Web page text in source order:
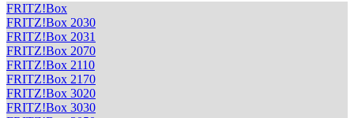
FRITZ!Box
FRITZ!Box 2030
FRITZ!Box 2031
FRITZ!Box 2070
FRITZ!Box 2110
FRITZ!Box 2170
FRITZ!Box 3020
FRITZ!Box 3030